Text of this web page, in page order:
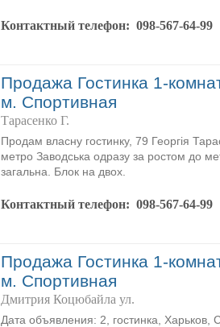
Контактный телефон: 098-567-64-99
Продажа Гостинка 1-
м. Спортивная
Тарасенко Г.
Продам власну гостинку, 79 Георгія
метро Заводська одразу за ростом до
загальна. Блок на двох.
Контактный телефон: 098-567-64-99
Продажа Гостинка 1-
м. Спортивная
Дмитрия Коцюбайла ул.
Дата объявления: 2, гостинка, Харьков,